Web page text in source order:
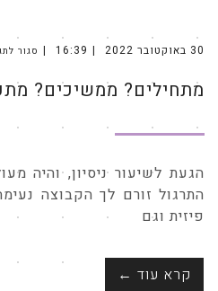
30 באוקטובר 2022 16:39 סגור
מתחילים? ממשיכים?
הגעת לשיעור ניסיון, והיה
התרגול זורם לך הקבוצה
פיזית וגם
קרא עוד ←